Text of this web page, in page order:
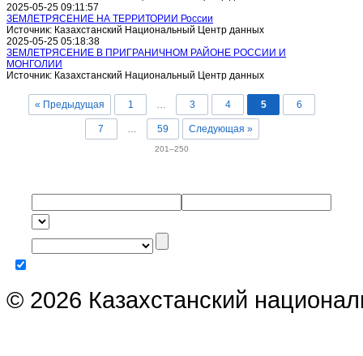
2025-05-25 09:11:57
ЗЕМЛЕТРЯСЕНИЕ НА ТЕРРИТОРИИ России
Источник: Казахстанский Национальный Центр данных
2025-05-25 05:18:38
ЗЕМЛЕТРЯСЕНИЕ В ПРИГРАНИЧНОМ РАЙОНЕ РОССИИ И
МОНГОЛИИ
Источник: Казахстанский Национальный Центр данных
« Предыдущая 1 … 3 4 5 6
7 … 59 Следующая »
201–250
© 2026 Казахстанский